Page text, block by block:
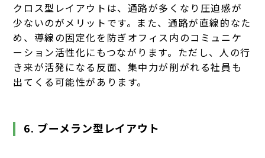
クロス型レイアウトは、通路が多くなり圧迫感が
少ないのがメリットです。また、通路が直線的なた
め、導線の固定化を防ぎオフィス内のコミュニケ
ーション活性化にもつながります。ただし、人の行
き来が活発になる反面、集中力が削がれる社員も
出てくる可能性があります。
6. ブーメラン型レイアウト